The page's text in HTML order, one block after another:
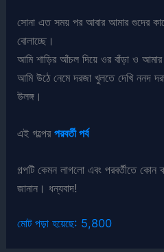
সোনা এত সময় পর আবার আমার গুদের
বোলাচ্ছে।
আমি শাড়ির আঁচল দিয়ে ওর বাঁড়া ও আমার
আমি উঠে নেমে দরজা খুলতে দেখি ননদ
উলঙ্গ।
এই গল্পেরপরবর্তী পর্ব
গল্পটি কেমন লাগলো এবং পরবর্তীতে কোন
জানান। ধন্যবাদ!
মোট পড়া হয়েছে: 5,800